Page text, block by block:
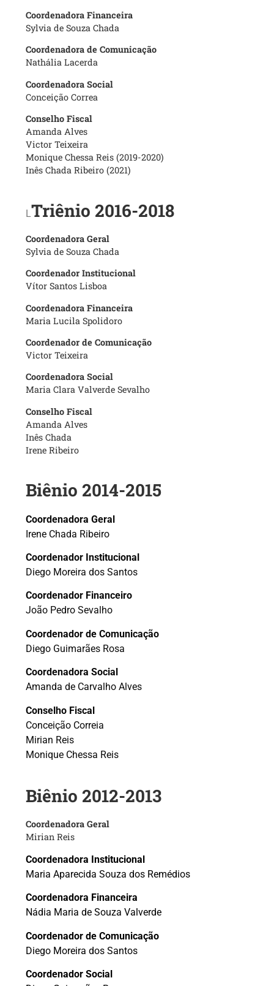
Coordenadora Financeira
Sylvia de Souza Chada
Coordenadora de Comunicação
Nathália Lacerda
Coordenadora Social
Conceição Correa
Conselho Fiscal
Amanda Alves
Victor Teixeira
Monique Chessa Reis (2019-2020)
Inês Chada Ribeiro (2021)
LTriênio 2016-2018
Coordenadora Geral
Sylvia de Souza Chada
Coordenador Institucional
Vítor Santos Lisboa
Coordenadora Financeira
Maria Lucila Spolidoro
Coordenador de Comunicação
Victor Teixeira
Coordenadora Social
Maria Clara Valverde Sevalho
Conselho Fiscal
Amanda Alves
Inês Chada
Irene Ribeiro
Biênio 2014-2015
Coordenadora Geral
Irene Chada Ribeiro
Coordenador Institucional
Diego Moreira dos Santos
Coordenador Financeiro
João Pedro Sevalho
Coordenador de Comunicação
Diego Guimarães Rosa
Coordenadora Social
Amanda de Carvalho Alves
Conselho Fiscal
Conceição Correia
Mirian Reis
Monique Chessa Reis
Biênio 2012-2013
Coordenadora Geral
Mirian Reis
Coordenadora Institucional
Maria Aparecida Souza dos Remédios
Coordenadora Financeira
Nádia Maria de Souza Valverde
Coordenador de Comunicação
Diego Moreira dos Santos
Coordenador Social